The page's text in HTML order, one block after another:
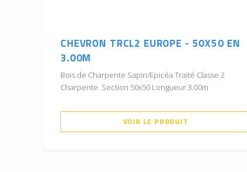
CHEVRON TRCL2 EUROPE - 50X50 EN
3.00M
Bois de Charpente Sapin/Epicéa Traité Classe 2
Charpente Section 50x50 Longueur 3.00m
VOIR LE PRODUIT